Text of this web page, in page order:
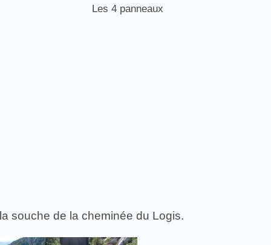
Les 4 panneaux
souche de la cheminée du Logis.